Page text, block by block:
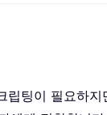
팅이 필요하지